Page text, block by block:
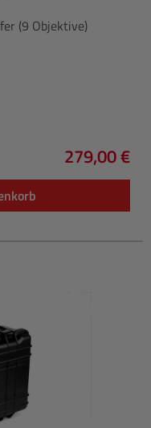
(9 Objektive)
Regulärer
279,00 €